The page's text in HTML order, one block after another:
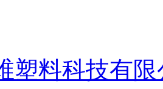
塑料科技有限